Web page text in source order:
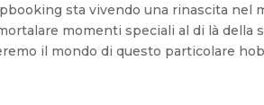
sta vivendo una rinascita nel
momenti speciali al di là della
il mondo di questo particolare